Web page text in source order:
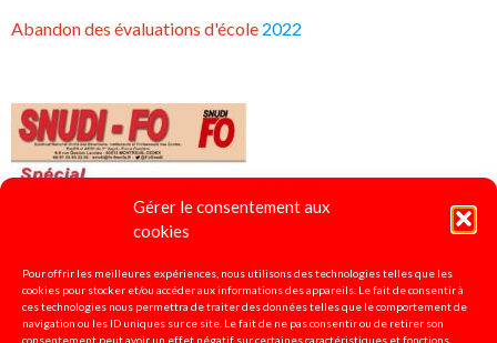
Gérer le consentement aux
cookies
Pour offrir les meilleures expériences, nous utilisons des technologies telles que les
cookies pour stocker et/ou accéder aux informations des appareils. Le fait de consentir à
ces technologies nous permettra de traiter des données telles que le comportement de
navigation ou les ID uniques sur ce site. Le fait de ne pas consentir ou de retirer son
consentement peut avoir un effet négatif sur certaines caractéristiques et fonctions.
Abandon des évaluations d'école 2022